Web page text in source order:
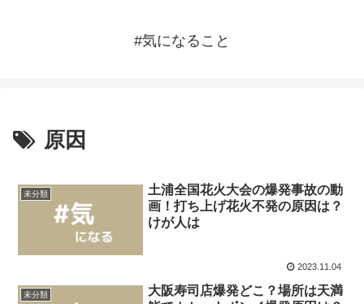
#気になること
原因
未分類
土浦全国花火大会の爆発事故の動
画！打ち上げ花火不発の原因は？
けが人は
2023.11.04
未分類
大阪寿司店爆発どこ？場所は天満